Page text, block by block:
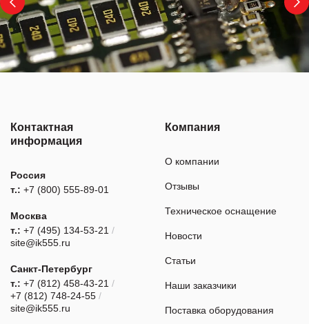
Контактная
информация
Россия
т.: +7 (800) 555-89-01
Москва
т.: +7 (495) 134-53-21 /
site@ik555.ru
Санкт-Петербург
т.: +7 (812) 458-43-21 /
+7 (812) 748-24-55 /
site@ik555.ru
Компания
О компании
Отзывы
Техническое оснащение
Новости
Статьи
Наши заказчики
Поставка оборудования